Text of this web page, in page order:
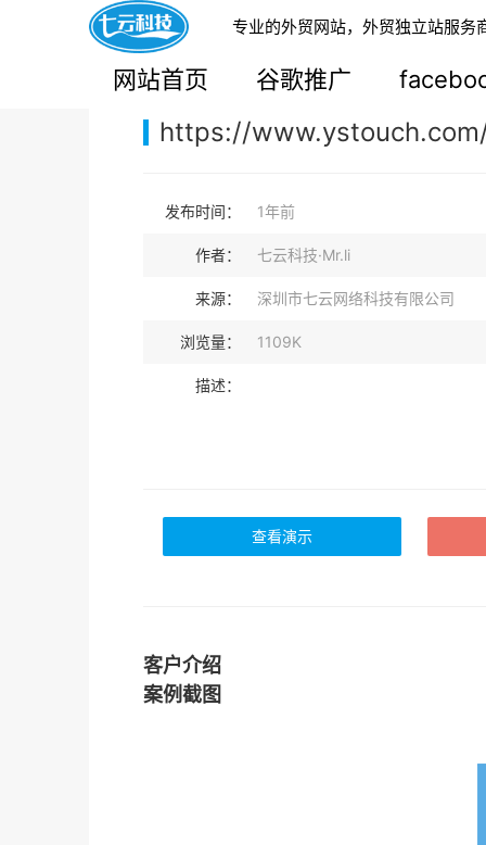
专业的外贸网站，外贸独立站服务
网站首页 谷歌推广
您的当前位置： 网站首页>案例展示>B2B外贸独
https://
发布时间： 1年前
作者： 七云科技·Mr.li
来源： 深圳市七云网络科技有限公司
浏览量： 1109K
描述：
查看演示
客户介绍
案例截图